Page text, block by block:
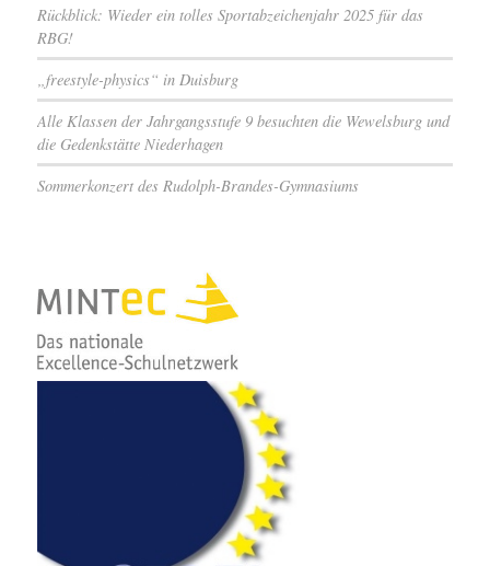
Rückblick: Wieder ein tolles Sportabzeichenjahr 2025 für das
RBG!
„freestyle-physics“ in Duisburg
Alle Klassen der Jahrgangsstufe 9 besuchten die Wewelsburg und
die Gedenkstätte Niederhagen
Sommerkonzert des Rudolph-Brandes-Gymnasiums